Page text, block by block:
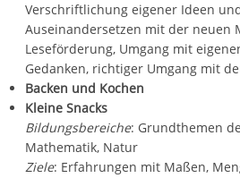
Verschriftlichung eigener Ideen
Auseinandersetzen mit der neuen
Leseförderung, Umgang mit
Gedanken, richtiger Umgang mit
Backen und Kochen
Kleine Snacks
Bildungsbereiche: Grundthemen
Mathematik, Natur
Ziele: Erfahrungen mit Maßen,